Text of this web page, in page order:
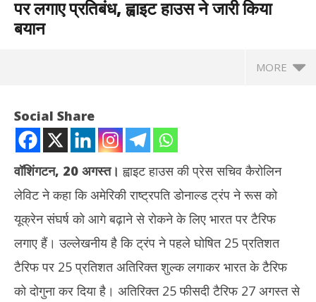
पर लगाए प्रतिबंध, ह्वाइट हाउस ने जारी किया
बयान
MORE
NOW VIEWING
Social Share
वॉशिंगटन, 20 अगस्त। ह्वाइट हाउस की प्रेस सचिव कैरोलिन
लेविट ने कहा कि अमेरिकी राष्ट्रपति डोनाल्ड ट्रंप ने रूस को
यूक्रेन संघर्ष को आगे बढ़ाने से रोकने के लिए भारत पर टैरिफ
लगाए हैं। उल्लेखनीय है कि ट्रंप ने पहले घोषित 25 प्रतिशत
टैरिफ पर 25 प्रतिशत अतिरिक्त शुल्क लगाकर भारत के टैरिफ
को दोगुना कर दिया है। अतिरिक्त 25 फीसदी टैरिफ 27 अगस्त से